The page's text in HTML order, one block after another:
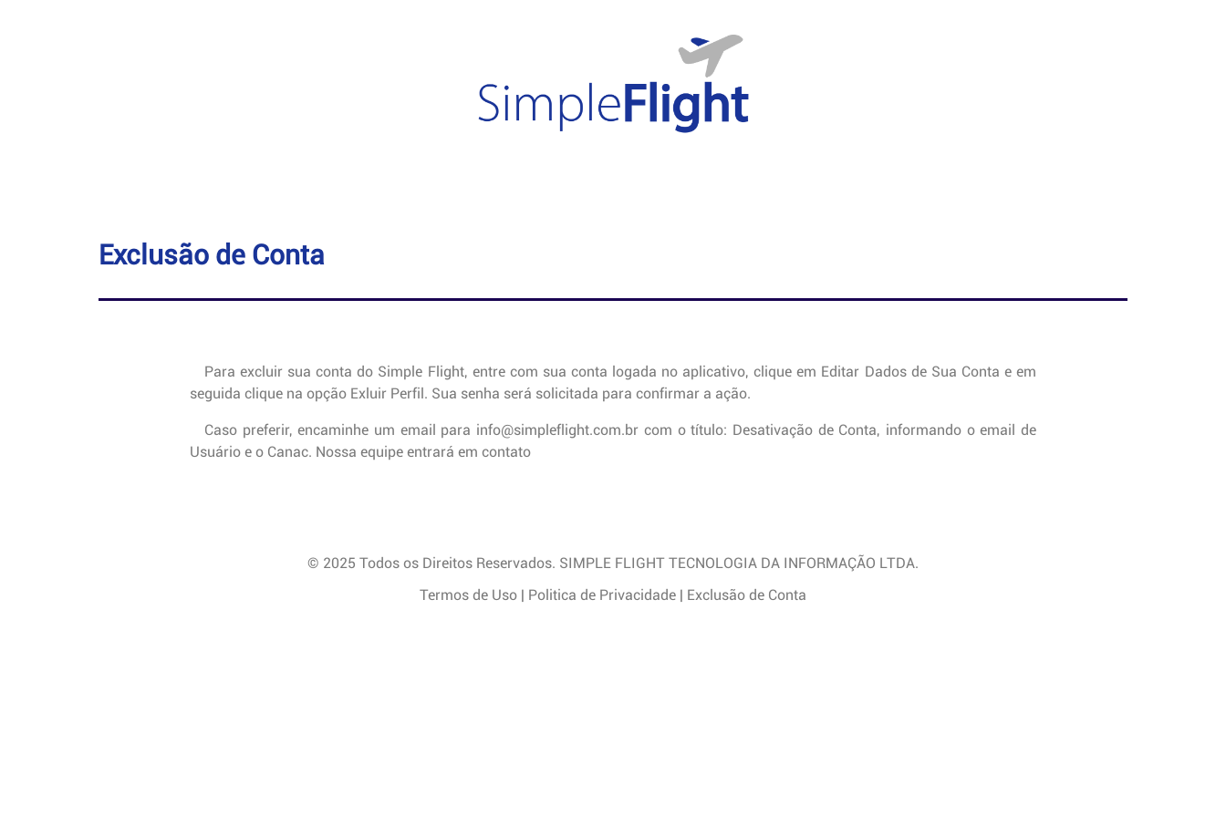
Exclusão de Conta
Para excluir sua conta do Simple Flight, entre com sua conta logada no aplicativo, clique em Editar Dados de Sua Conta e em
seguida clique na opção Exluir Perfil. Sua senha será solicitada para confirmar a ação.
Caso preferir, encaminhe um email para info@simpleflight.com.br com o título: Desativação de Conta, informando o email de
Usuário e o Canac. Nossa equipe entrará em contato
© 2025 Todos os Direitos Reservados. SIMPLE FLIGHT TECNOLOGIA DA INFORMAÇÃO LTDA.
Termos de Uso | Politica de Privacidade | Exclusão de Conta